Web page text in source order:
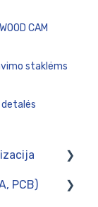
CAM
staklėms
PCB)